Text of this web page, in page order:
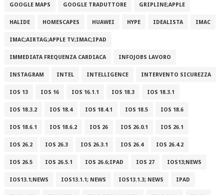
GOOGLE MAPS GOOGLE TRADUTTORE GRIPLINE;APPLE
HALIDE HOMESCAPES HUAWEI HYPE IDEALISTA IMAC
IMAC;AIRTAG;APPLE TV;IMAC;IPAD
IMMEDIATA FREQUENZA CARDIACA INFOJOBS LAVORO
INSTAGRAM INTEL INTELLIGENCE INTERVENTO SICUREZZA
IOS 13 IOS 16 IOS 16.1.1 IOS 18.3 IOS 18.3.1
IOS 18.3.2 IOS 18.4 IOS 18.4.1 IOS 18.5 IOS 18.6
IOS 18.6.1 IOS 18.6.2 IOS 26 IOS 26.0.1 IOS 26.1
IOS 26.2 IOS 26.3 IOS 26.3.1 IOS 26.4 IOS 26.4.2
IOS 26.5 IOS 26.5.1 IOS 26.6;IPAD IOS 27 IOS13;NEWS
IOS13.1;NEWS IOS13.1.1; NEWS IOS13.1.3; NEWS IPAD